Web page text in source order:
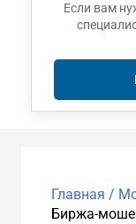
Если вам
Главная /
Биржа-